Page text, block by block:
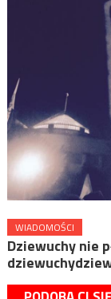
WIADOMOŚCI
Dziewuchy nie